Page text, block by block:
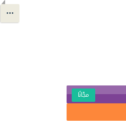
مجّانًا